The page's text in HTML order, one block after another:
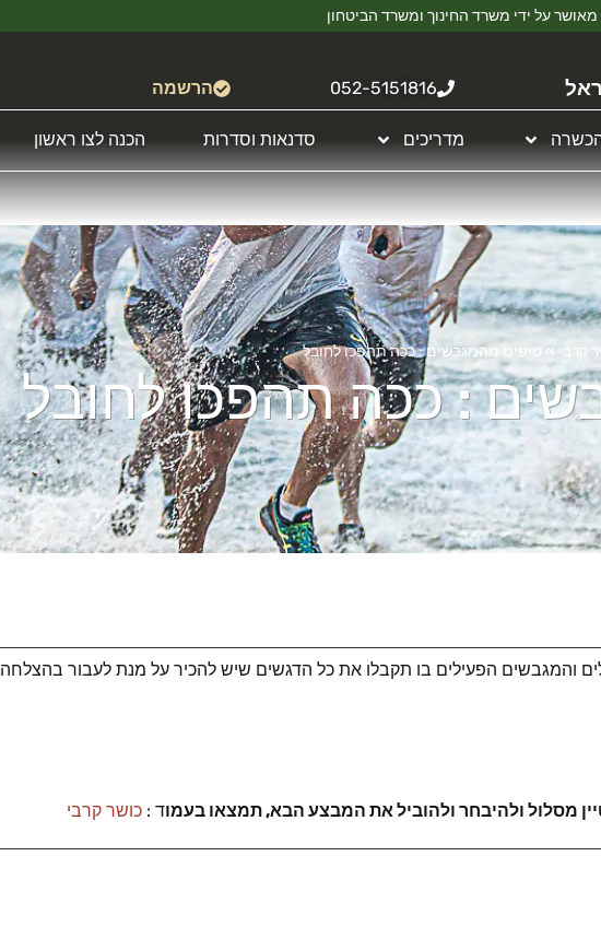
מאושר על ידי משרד החינוך ומשרד הביטחון
052-5151816 הרשמה
מדריכים סדנאות וסדרות הכנה לצו ראשון
קרבי » טיפים מהמגבשים : ככה תהפכו לחובל
: ככה תהפכו לחובל
והמגבשים הפעילים בו תקבלו את כל הדגשים שיש להכיר על מנת לעבור בהצלחה
מסלול ולהיבחר ולהוביל את המבצע הבא, תמצאו בעמוד : כושר קרבי